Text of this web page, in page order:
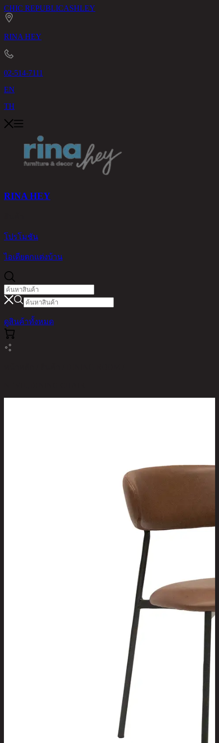
CHIC REPUBLICASHLEY
RINA HEY
02-514-7111
EN
TH
RINA HEY
โปรโมชัน
ไอเดียตกแต่งบ้าน
ดูสินค้าทั้งหมด